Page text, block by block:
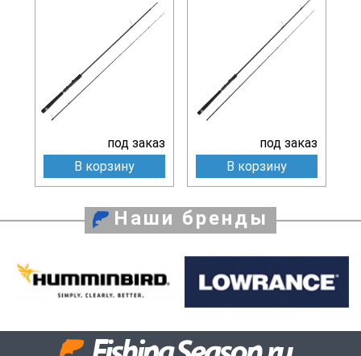
под заказ
В корзину
под заказ
В корзину
Наши бренды